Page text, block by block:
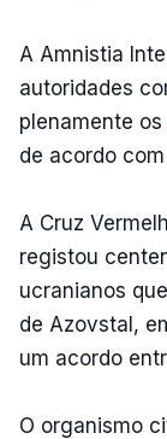
A Amnistia
autoridades
plenamente
de acordo
A Cruz
registou
ucranianos
de Azovstal,
um acordo
O organismo